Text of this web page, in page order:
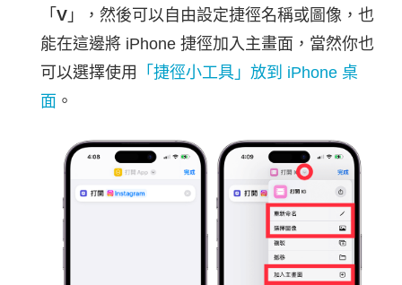
「 V 」，然後可以自由設定捷徑名稱或圖像，也
能在這邊將 iPhone 捷徑加入主畫面，當然你也
可以選擇使用
「捷徑小工具」放到 iPhone 桌
面 。